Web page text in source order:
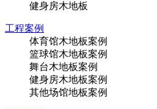
健身房木地板
工程案例
体育馆木地板案例
篮球馆木地板案例
舞台木地板案例
健身房木地板案例
其他场馆地板案例